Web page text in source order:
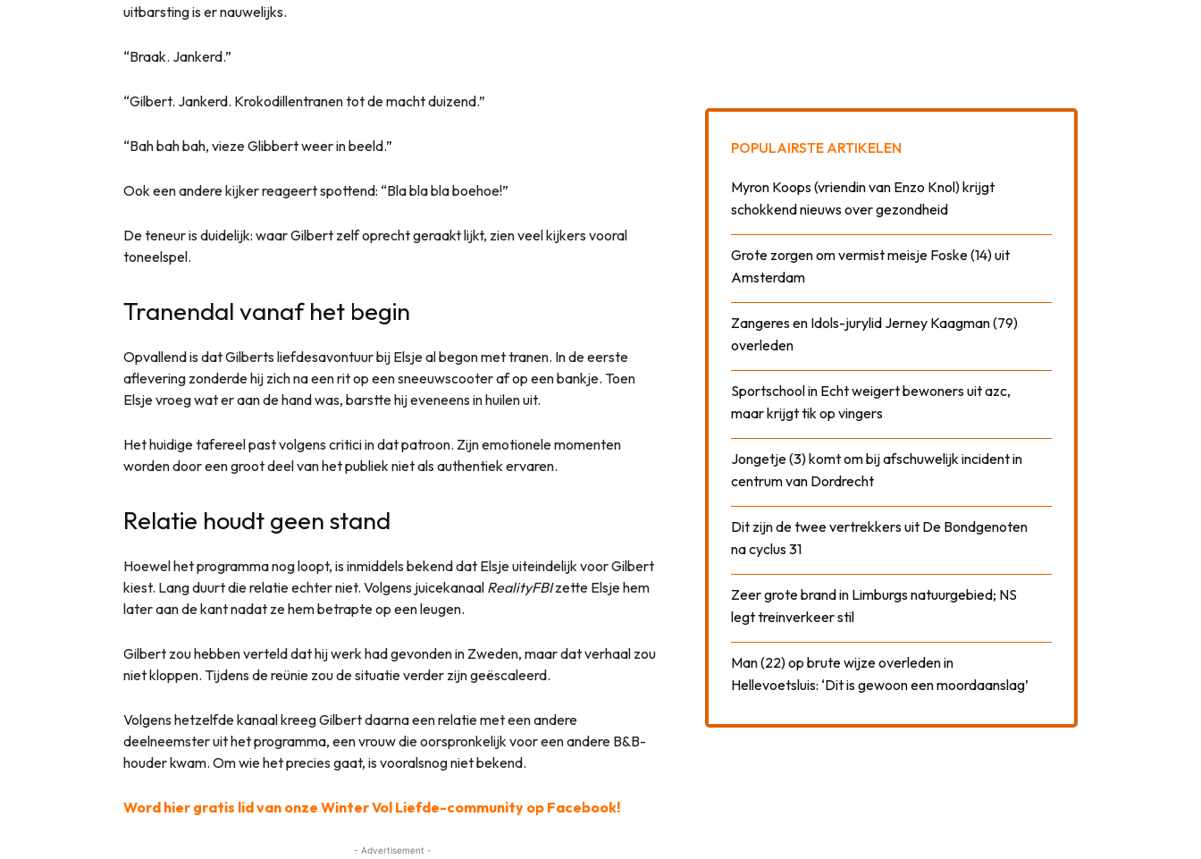
uitbarsting is er nauwelijks.
“Braak. Jankerd.”
“Gilbert. Jankerd. Krokodillentranen tot de macht duizend.”
“Bah bah bah, vieze Glibbert weer in beeld.”
Ook een andere kijker reageert spottend: “Bla bla bla boehoe!”
De teneur is duidelijk: waar Gilbert zelf oprecht geraakt lijkt, zien veel kijkers vooral
toneelspel.
Tranendal vanaf het begin
Opvallend is dat Gilberts liefdesavontuur bij Elsje al begon met tranen. In de eerste
aflevering zonderde hij zich na een rit op een sneeuwscooter af op een bankje. Toen
Elsje vroeg wat er aan de hand was, barstte hij eveneens in huilen uit.
Het huidige tafereel past volgens critici in dat patroon. Zijn emotionele momenten
worden door een groot deel van het publiek niet als authentiek ervaren.
Relatie houdt geen stand
Hoewel het programma nog loopt, is inmiddels bekend dat Elsje uiteindelijk voor Gilbert
kiest. Lang duurt die relatie echter niet. Volgens juicekanaal RealityFBIzette Elsje hem
later aan de kant nadat ze hem betrapte op een leugen.
Gilbert zou hebben verteld dat hij werk had gevonden in Zweden, maar dat verhaal zou
niet kloppen. Tijdens de reünie zou de situatie verder zijn geëscaleerd.
Volgens hetzelfde kanaal kreeg Gilbert daarna een relatie met een andere
deelneemster uit het programma, een vrouw die oorspronkelijk voor een andere B&B-
houder kwam. Om wie het precies gaat, is vooralsnog niet bekend.
Word hier gratis lid van onze Winter Vol Liefde-community op Facebook!
- Advertisement -
POPULAIRSTE ARTIKELEN
Myron Koops (vriendin van Enzo Knol) krijgt
schokkend nieuws over gezondheid
Grote zorgen om vermist meisje Foske (14) uit
Amsterdam
Zangeres en Idols-jurylid Jerney Kaagman (79)
overleden
Sportschool in Echt weigert bewoners uit azc,
maar krijgt tik op vingers
Jongetje (3) komt om bij afschuwelijk incident in
centrum van Dordrecht
Dit zijn de twee vertrekkers uit De Bondgenoten
na cyclus 31
Zeer grote brand in Limburgs natuurgebied; NS
legt treinverkeer stil
Man (22) op brute wijze overleden in
Hellevoetsluis: ‘Dit is gewoon een moordaanslag’